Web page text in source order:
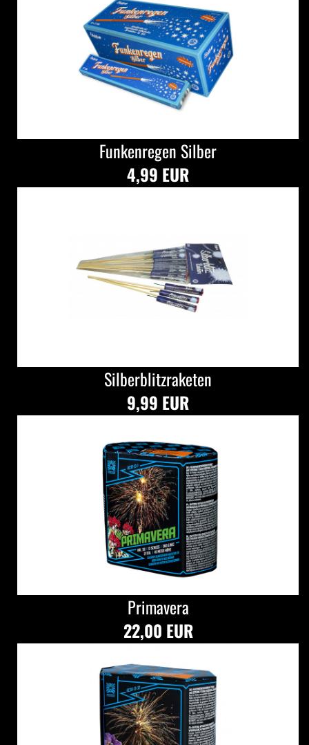
Funkenregen Silber
4,99 EUR
Silberblitzraketen
9,99 EUR
Primavera
22,00 EUR